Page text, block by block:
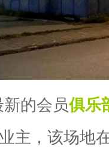
新的会员俱乐
主，该场地